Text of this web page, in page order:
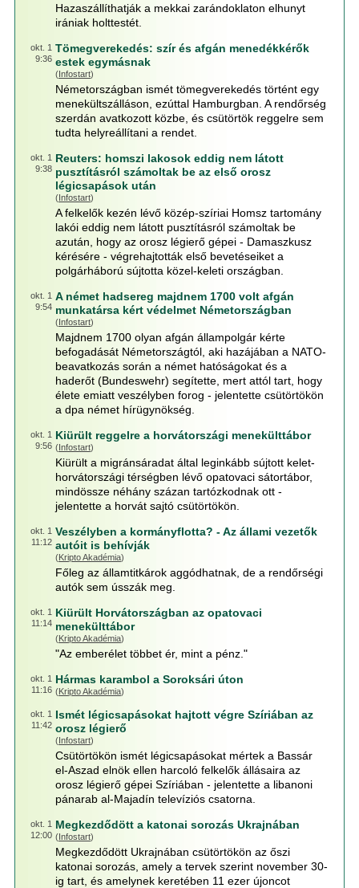
Hazaszállíthatják a mekkai zarándoklaton elhunyt
irániak holttestét.
okt. 1
9:36
Tömegverekedés: szír és afgán menedékkérők
estek egymásnak
(Infostart)
Németországban ismét tömegverekedés történt egy
menekültszálláson, ezúttal Hamburgban. A rendőrség
szerdán avatkozott közbe, és csütörtök reggelre sem
tudta helyreállítani a rendet.
okt. 1
9:38
Reuters: homszi lakosok eddig nem látott
pusztításról számoltak be az első orosz
légicsapások után
(Infostart)
A felkelők kezén lévő közép-szíriai Homsz tartomány
lakói eddig nem látott pusztításról számoltak be
azután, hogy az orosz légierő gépei - Damaszkusz
kérésére - végrehajtották első bevetéseiket a
polgárháború sújtotta közel-keleti országban.
okt. 1
9:54
A német hadsereg majdnem 1700 volt afgán
munkatársa kért védelmet Németországban
(Infostart)
Majdnem 1700 olyan afgán állampolgár kérte
befogadását Németországtól, aki hazájában a NATO-
beavatkozás során a német hatóságokat és a
haderőt (Bundeswehr) segítette, mert attól tart, hogy
élete emiatt veszélyben forog - jelentette csütörtökön
a dpa német hírügynökség.
okt. 1
9:56
Kiürült reggelre a horvátországi menekülttábor
(Infostart)
Kiürült a migránsáradat által leginkább sújtott kelet-
horvátországi térségben lévő opatovaci sátortábor,
mindössze néhány százan tartózkodnak ott -
jelentette a horvát sajtó csütörtökön.
okt. 1
11:12
Veszélyben a kormányflotta? - Az állami vezetők
autóit is behívják
(Kripto Akadémia)
Főleg az államtitkárok aggódhatnak, de a rendőrségi
autók sem ússzák meg.
okt. 1
11:14
Kiürült Horvátországban az opatovaci
menekülttábor
(Kripto Akadémia)
"Az emberélet többet ér, mint a pénz."
okt. 1
11:16
Hármas karambol a Soroksári úton
(Kripto Akadémia)
okt. 1
11:42
Ismét légicsapásokat hajtott végre Szíriában az
orosz légierő
(Infostart)
Csütörtökön ismét légicsapásokat mértek a Bassár
el-Aszad elnök ellen harcoló felkelők állásaira az
orosz légierő gépei Szíriában - jelentette a libanoni
pánarab al-Majadín televíziós csatorna.
okt. 1
12:00
Megkezdődött a katonai sorozás Ukrajnában
(Infostart)
Megkezdődött Ukrajnában csütörtökön az őszi
katonai sorozás, amely a tervek szerint november 30-
ig tart, és amelynek keretében 11 ezer újoncot